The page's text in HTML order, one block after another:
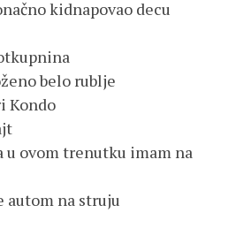
kidnapovao decu
belo rublje
Kondo
u ovom trenutku imam na
autom na struju